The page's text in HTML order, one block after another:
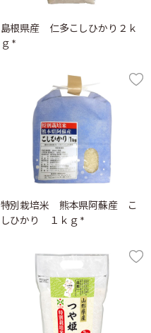
島根県産 仁多こしひかり２ｋ
ｇ *
特別栽培米 熊本県阿蘇産 こ
しひかり １ｋｇ *